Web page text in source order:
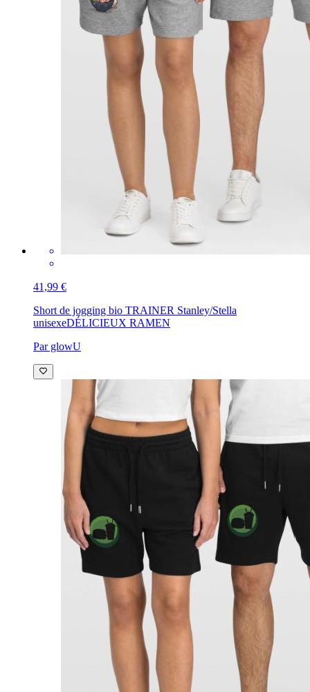
41,99 €
Short de jogging bio TRAINER Stanley/Stella
unisexeDÉLICIEUX RAMEN
Par glowU